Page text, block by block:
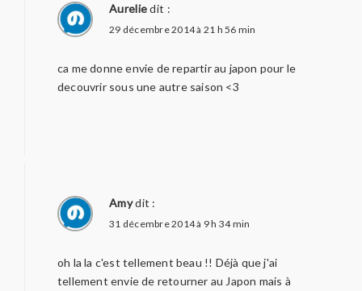
Aurelie dit :
29 décembre 2014 à 21 h 56 min
ca me donne envie de repartir au japon pour le
decouvrir sous une autre saison <3
Amydit :
31 décembre 2014 à 9 h 34 min
oh la la c'est tellement beau !! Déjà que j'ai
tellement envie de retourner au Japon mais à